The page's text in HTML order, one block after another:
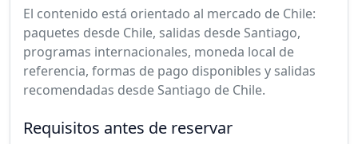
El contenido está orientado al mercado de Chile:
paquetes desde Chile, salidas desde Santiago,
programas internacionales, moneda local de
referencia, formas de pago disponibles y salidas
recomendadas desde Santiago de Chile.
Requisitos antes de reservar